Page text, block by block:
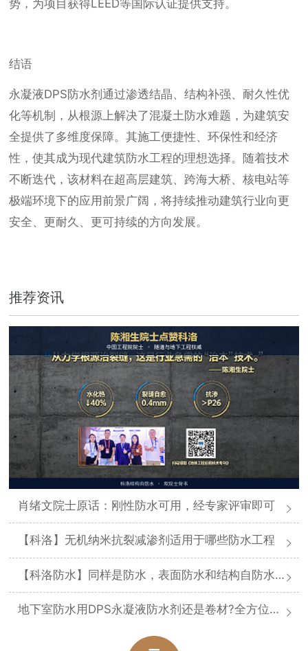
势，为项目获得LEED等国际认证提供支持。
结语
永凝液DPS防水剂通过渗透结晶、结构补强、耐久性优
化等机制，从根源上解决了混凝土防水难题，为建筑安
全提供了多维度保障。其施工便捷性、环保性和经济
性，使其成为现代建筑防水工程的理想选择。随着技术
不断迭代，该材料在超高层建筑、跨海大桥、核电站等
极端环境下的应用前景广阔，将持续推动建筑行业向更
安全、更耐久、更可持续的方向发展。
推荐资讯
肖绪文院士原话：刚性防水可用，经专家评审即可
【科洛】无机纳米抗裂减渗剂适用于哪些防水工程
【科洛防水】同样是防水，表面防水和结构自防水差在哪
地下室防水用DPS永凝液防水剂还是卷材?全方位对比分析